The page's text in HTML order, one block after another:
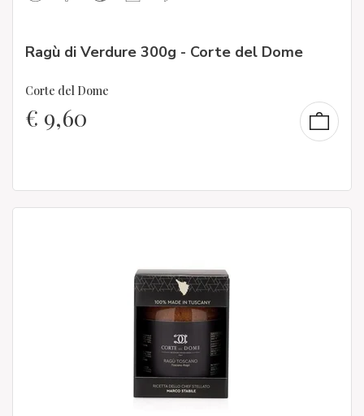
Ragù di Verdure 300g - Corte del Dome
Corte del Dome
€ 9,60